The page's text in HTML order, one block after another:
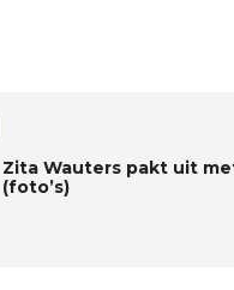
Zita Wauters pakt uit
(foto’s)